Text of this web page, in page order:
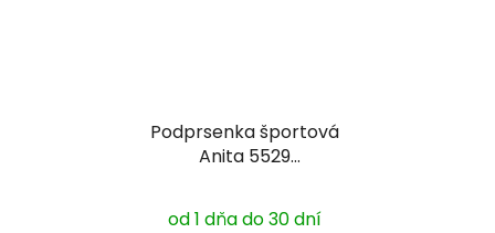
Podprsenka športová
Anita 5529
od 1 dňa do 30 dní